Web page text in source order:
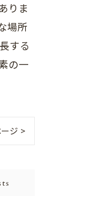
りま
場所
する
の一
ジ >